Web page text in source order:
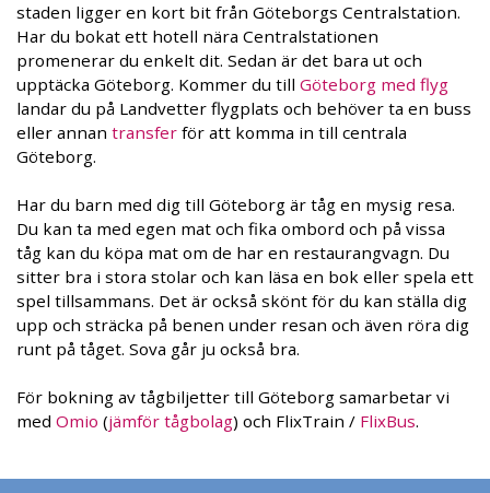
staden ligger en kort bit från Göteborgs Centralstation.
Har du bokat ett hotell nära Centralstationen
promenerar du enkelt dit. Sedan är det bara ut och
upptäcka Göteborg. Kommer du till Göteborg med flyg
landar du på Landvetter flygplats och behöver ta en buss
eller annan transfer för att komma in till centrala
Göteborg.
Har du barn med dig till Göteborg är tåg en mysig resa.
Du kan ta med egen mat och fika ombord och på vissa
tåg kan du köpa mat om de har en restaurangvagn. Du
sitter bra i stora stolar och kan läsa en bok eller spela ett
spel tillsammans. Det är också skönt för du kan ställa dig
upp och sträcka på benen under resan och även röra dig
runt på tåget. Sova går ju också bra.
För bokning av tågbiljetter till Göteborg samarbetar vi
med Omio (jämför tågbolag) och FlixTrain / FlixBus.